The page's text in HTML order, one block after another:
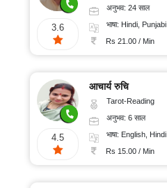
3.6
अनुभव: 24 साल
भाषा: Hindi, Punjabi
Rs 21.00 / Min
4.5
आचार्य रुचि
Tarot-Reading
अनुभव: 6 साल
भाषा: English, Hindi
Rs 15.00 / Min